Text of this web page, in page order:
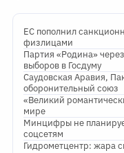
ЕС пополнил
физлицами
Партия «Родина»
выборов в Госдуму
Саудовская Аравия,
оборонительный союз
«Великий
мире
Минцифры не
соцсетям
Гидрометцентр: жара